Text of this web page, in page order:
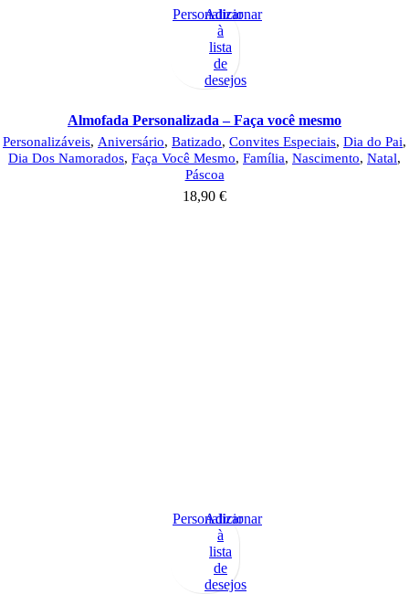
Personalizar
Adicionar
à
lista
de
desejos
Almofada Personalizada – Faça você mesmo
Personalizáveis, Aniversário, Batizado, Convites Especiais, Dia do Pai,
Dia Dos Namorados, Faça Você Mesmo, Família, Nascimento, Natal,
Páscoa
18,90 €
Personalizar
Adicionar
à
lista
de
desejos